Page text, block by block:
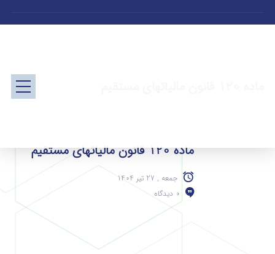
ماده 120 قانون مالیاتهای مستقیم
جمعه , 27 تیر 1404
0 دیدگاه